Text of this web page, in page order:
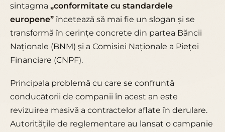
sintagma „conformitate cu standardele
europene” încetează să mai fie un slogan și se
transformă în cerințe concrete din partea Băncii
Naționale (BNM) și a Comisiei Naționale a Pieței
Financiare (CNPF).
Principala problemă cu care se confruntă
conducătorii de companii în acest an este
revizuirea masivă a contractelor aflate în derulare.
Autoritățile de reglementare au lansat o campanie